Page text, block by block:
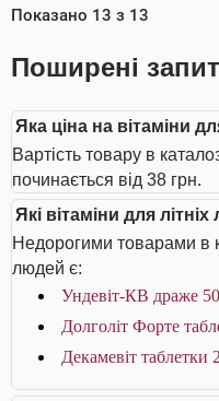
Показано 13 з 13
Поширені
Яка ціна на вітаміни
Вартість товару в
починається від 38 грн.
Які вітаміни для
Недорогими товарами в
людей є:
Ундевіт-КВ драже
Долголіт Форте
Декамевіт таблетки